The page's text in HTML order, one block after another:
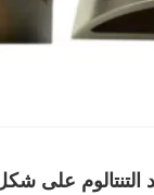
التنتالوم على